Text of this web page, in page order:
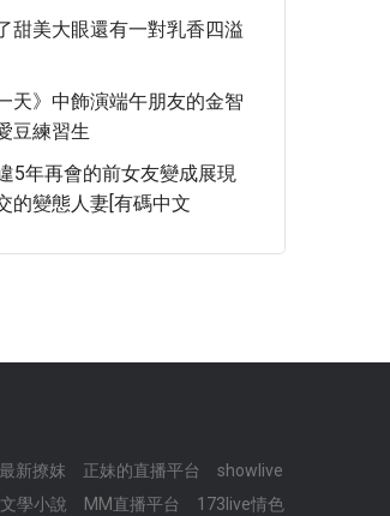
甜美大眼還有一對乳香四溢
天》中飾演端午朋友的金智
豆練習生
5年再會的前女友變成展現
的變態人妻[有碼中文
新撩妺 正妹的直播平台
showlive
學小說 MM直播平台 173live情色